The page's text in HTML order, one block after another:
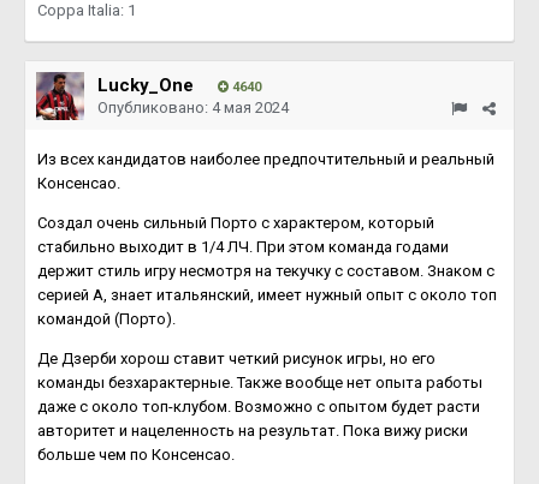
Coppa Italia: 1
Lucky_One 4640
Опубликовано: 4 мая 2024
Из всех кандидатов наиболее предпочтительный и реальный
Консенсао.
Создал очень сильный Порто с характером, который
стабильно выходит в 1/4 ЛЧ. При этом команда годами
держит стиль игру несмотря на текучку с составом. Знаком с
серией А, знает итальянский, имеет нужный опыт с около топ
командой (Порто).
Де Дзерби хорош ставит четкий рисунок игры, но его
команды безхарактерные. Также вообще нет опыта работы
даже с около топ-клубом. Возможно с опытом будет расти
авторитет и нацеленность на результат. Пока вижу риски
больше чем по Консенсао.